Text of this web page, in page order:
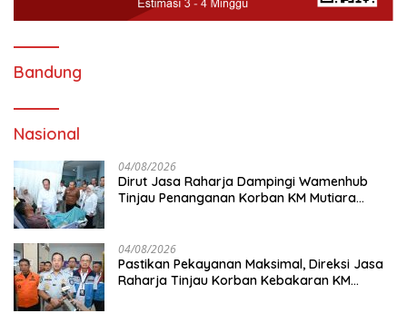
Bandung
Nasional
04/08/2026
Dirut Jasa Raharja Dampingi Wamenhub
Tinjau Penanganan Korban KM Mutiara
04/08/2026
Pastikan Pekayanan Maksimal, Direksi Jasa
Raharja Tinjau Korban Kebakaran KM